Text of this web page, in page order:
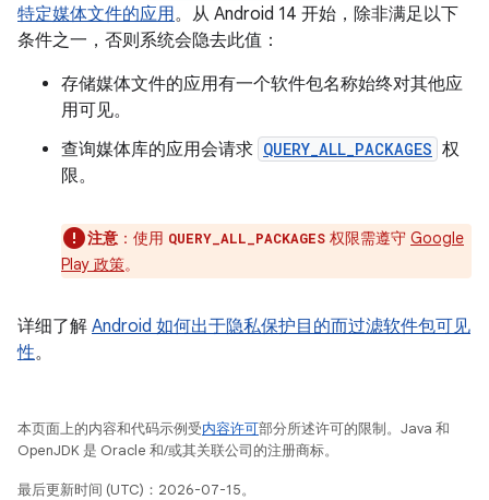
特定媒体文件的应用。从 Android 14 开始，除非满足以下
条件之一，否则系统会隐去此值：
存储媒体文件的应用有一个软件包名称始终对其他应
用可见。
查询媒体库的应用会请求 QUERY_ALL_PACKAGES 权
限。
注意 ：使用 QUERY_ALL_PACKAGES 权限需遵守 Google
Play 政策。
详细了解 Android 如何出于隐私保护目的而过滤软件包可见
性。
本页面上的内容和代码示例受内容许可部分所述许可的限制。Java 和
OpenJDK 是 Oracle 和/或其关联公司的注册商标。
最后更新时间 (UTC)：2026-07-15。